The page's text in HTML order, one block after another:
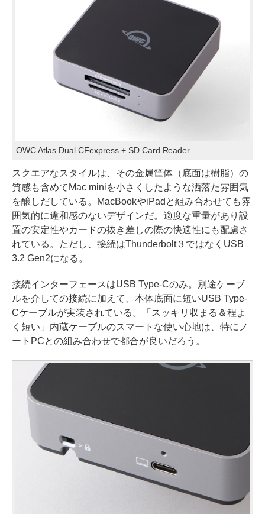
OWC Atlas Dual CFexpress + SD Card Reader
スクエアなスタイルは、その金属筐体（底面は樹脂）の
質感も含めてMac miniを小さくしたような洒落た雰囲気
を醸しだしている。MacBookやiPadと組み合わせても雰
囲気的に違和感のないデザインだ。適度な重量があり設
置の安定性やカードの抜き差しの際の快適性にも配慮さ
れている。ただし、接続はThunderbolt３ではなくUSB
3.2 Gen2になる。
接続インターフェースはUSB Type-Cのみ。別途ケーブ
ルを介しての接続に加えて、本体底面に短いUSB Type-
Cケーブルが実装されている。「スッキリ収まる＆程よ
く短い」内蔵ケーブルのスマートな使い心地は、特にノ
ートPCとの組み合わせで都合が良いだろう。